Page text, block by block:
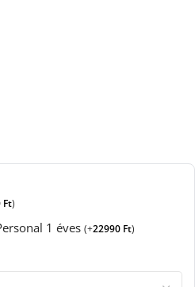
Ft)
1 éves (+22990 Ft)